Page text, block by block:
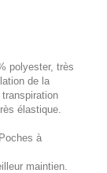
polyester, très
de la
élastique.
à
maintien.